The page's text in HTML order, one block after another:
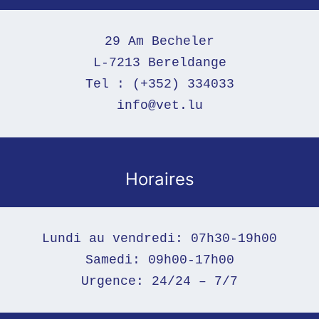
29 Am Becheler
L-7213 Bereldange
Tel : (+352) 334033
info@vet.lu
Horaires
Lundi au vendredi: 07h30-19h00
Samedi: 09h00-17h00
Urgence: 24/24 – 7/7